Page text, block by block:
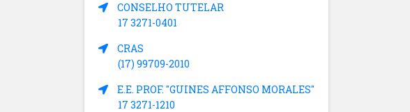
CONSELHO TUTELAR
17 3271-0401
CRAS
(17) 99709-2010
E.E. PROF. "GUINES AFFONSO MORALES"
17 3271-1210